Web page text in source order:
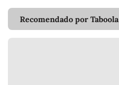
Recomendado por Taboola